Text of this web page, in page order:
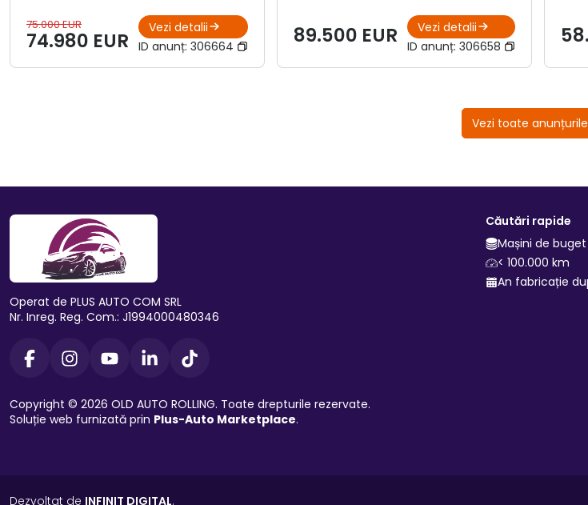
75.000 EUR
74.980 EUR
Vezi detalii
ID anunț: 306664 89.500 EUR
Vezi detalii
ID anunț: 306658
Vezi toate anunțurile
Operat de PLUS AUTO COM SRL
Nr. Inreg. Reg. Com.: J1994000480346
Copyright © 2026 OLD AUTO ROLLING. Toate drepturile rezervate.
Soluție web furnizată prin Plus-Auto Marketplace.
Căutări rapide
Mașini de buget
< 100.000 km
An fabricație
Dezvoltat de INFINIT DIGITAL.